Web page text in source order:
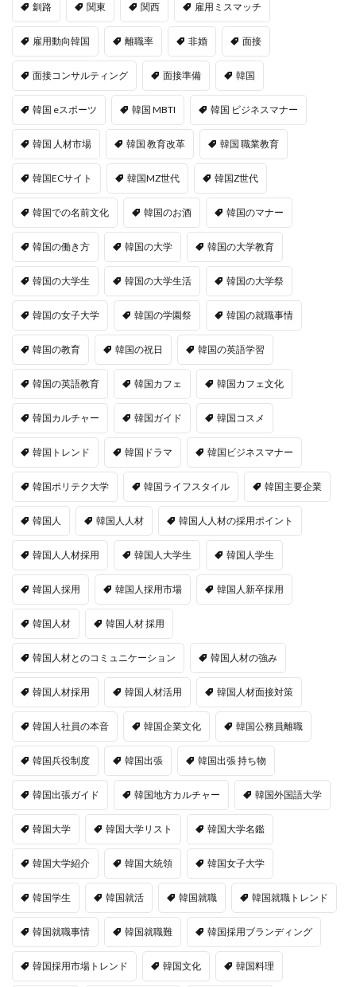
釧路 関東 関西 雇用ミスマッチ
雇用動向韓国 離職率 非婚 面接
面接コンサルティング 面接準備 韓国
韓国 eスポーツ 韓国 MBTI 韓国 ビジネスマナー
韓国 人材市場 韓国 教育改革 韓国 職業教育
韓国ECサイト 韓国MZ世代 韓国Z世代
韓国での名前文化 韓国のお酒 韓国のマナー
韓国の働き方 韓国の大学 韓国の大学教育
韓国の大学生 韓国の大学生活 韓国の大学祭
韓国の女子大学 韓国の学園祭 韓国の就職事情
韓国の教育 韓国の祝日 韓国の英語学習
韓国の英語教育 韓国カフェ 韓国カフェ文化
韓国カルチャー 韓国ガイド 韓国コスメ
韓国トレンド 韓国ドラマ 韓国ビジネスマナー
韓国ポリテク大学 韓国ライフスタイル 韓国主要企業
韓国人 韓国人人材 韓国人人材の採用ポイント
韓国人人材採用 韓国人大学生 韓国人学生
韓国人採用 韓国人採用市場 韓国人新卒採用
韓国人材 韓国人材 採用
韓国人材とのコミュニケーション 韓国人材の強み
韓国人材採用 韓国人材活用 韓国人材面接対策
韓国人社員の本音 韓国企業文化 韓国公務員離職
韓国兵役制度 韓国出張 韓国出張 持ち物
韓国出張ガイド 韓国地方カルチャー 韓国外国語大学
韓国大学 韓国大学リスト 韓国大学名鑑
韓国大学紹介 韓国大統領 韓国女子大学
韓国学生 韓国就活 韓国就職 韓国就職トレンド
韓国就職事情 韓国就職難 韓国採用ブランディング
韓国採用市場トレンド 韓国文化 韓国料理